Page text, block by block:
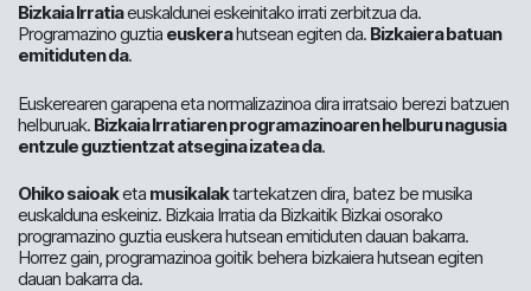
Bizkaia Irratiaeuskaldunei eskeinitako irrati zerbitzua da.
Programazino guztia euskerahutsean egiten da. Bizkaiera batuan
emitiduten da.
Euskerearen garapena eta normalizazinoa dira irratsaio berezi batzuen
helburuak. Bizkaia Irratiaren programazinoaren helburu nagusia
entzule guztientzat atsegina izatea da.
Ohiko saioaketa musikalaktartekatzen dira, batez be musika
euskalduna eskeiniz. Bizkaia Irratia da Bizkaitik Bizkai osorako
programazino guztia euskera hutsean emitiduten dauan bakarra.
Horrez gain, programazinoa goitik behera bizkaiera hutsean egiten
dauan bakarra da.